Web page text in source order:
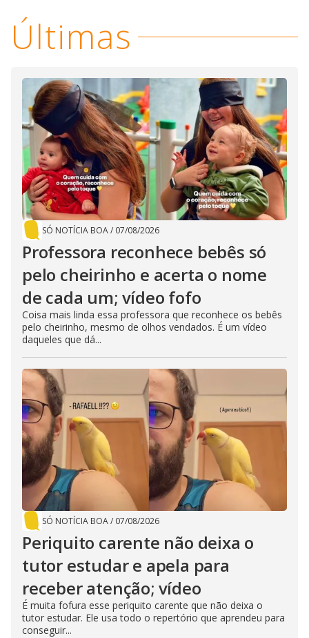
Últimas
SÓ NOTÍCIA BOA/ 07/08/2026
Professora reconhece bebês só
pelo cheirinho e acerta o nome
de cada um; vídeo fofo
Coisa mais linda essa professora que reconhece os bebês
pelo cheirinho, mesmo de olhos vendados. É um vídeo
daqueles que dá...
SÓ NOTÍCIA BOA/ 07/08/2026
Periquito carente não deixa o
tutor estudar e apela para
receber atenção; vídeo
É muita fofura esse periquito carente que não deixa o
tutor estudar. Ele usa todo o repertório que aprendeu para
conseguir...